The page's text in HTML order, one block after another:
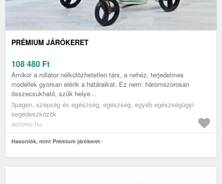
PRÉMIUM JÁRÓKERET
108 480 Ft
Amikor a rollátor nélkülözhetetlen társ, a nehéz, terjedelmes
modellek gyorsan elérik a határaikat. Ez nem: háromszorosan
összecsukható, szűk helye...
3pagen, szépség és egészség, egészség, egyéb egészségügyi
segédeszközök
astoreo.hu
Hasonlók, mint Prémium járókeret